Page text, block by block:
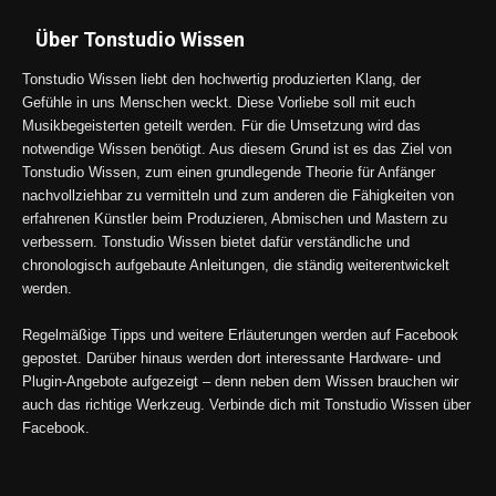
Über Tonstudio Wissen
Tonstudio Wissen liebt den hochwertig produzierten Klang, der
Gefühle in uns Menschen weckt. Diese Vorliebe soll mit euch
Musikbegeisterten geteilt werden. Für die Umsetzung wird das
notwendige Wissen benötigt. Aus diesem Grund ist es das Ziel von
Tonstudio Wissen, zum einen grundlegende Theorie für Anfänger
nachvollziehbar zu vermitteln und zum anderen die Fähigkeiten von
erfahrenen Künstler beim Produzieren, Abmischen und Mastern zu
verbessern. Tonstudio Wissen bietet dafür verständliche und
chronologisch aufgebaute Anleitungen, die ständig weiterentwickelt
werden.
Regelmäßige Tipps und weitere Erläuterungen werden auf Facebook
gepostet. Darüber hinaus werden dort interessante Hardware- und
Plugin-Angebote aufgezeigt – denn neben dem Wissen brauchen wir
auch das richtige Werkzeug. Verbinde dich mit Tonstudio Wissen über
Facebook.